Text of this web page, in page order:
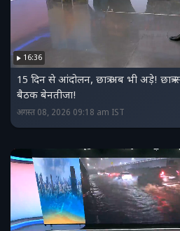
16:36
15 दिन से आंदोलन, छात्र अब भी अड़े!
बैठक बेनतीजा!
अगस्त 08, 2026 09:18 am IST